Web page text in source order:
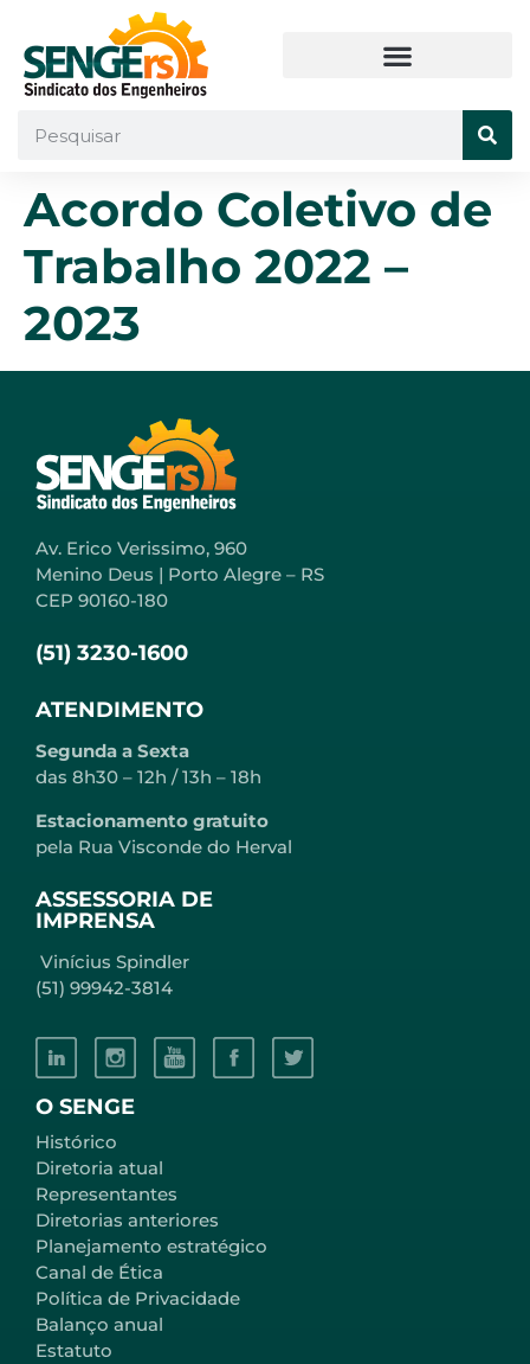
Acordo Coletivo de
Trabalho 2022 –
2023
O SENGE
Histórico
Diretoria atual
Representantes
Diretorias anteriores
Planejamento estratégico
Canal de Ética
Política de Privacidade
Balanço anual
Estatuto
Av. Erico Verissimo, 960
Menino Deus | Porto Alegre – RS
CEP 90160-180
(51) 3230-1600
ATENDIMENTO
Segunda a Sexta
das 8h30 – 12h / 13h – 18h
Estacionamento gratuito
pela Rua Visconde do Herval
ASSESSORIA DE
IMPRENSA
Vinícius Spindler
(51) 99942-3814